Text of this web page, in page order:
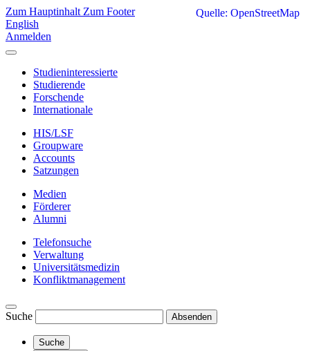
Zum Hauptinhalt Zum Footer
English
Anmelden
Studieninteressierte
Studierende
Forschende
Internationale
HIS/LSF
Groupware
Accounts
Satzungen
Medien
Förderer
Alumni
Telefonsuche
Verwaltung
Universitätsmedizin
Konfliktmanagement
Suche Absenden
Suche
Quelle: OpenStreetMap